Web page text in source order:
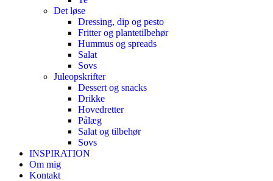
Det løse
Dressing, dip og pesto
Fritter og plantetilbehør
Hummus og spreads
Salat
Sovs
Juleopskrifter
Dessert og snacks
Drikke
Hovedretter
Pålæg
Salat og tilbehør
Sovs
INSPIRATION
Om mig
Kontakt